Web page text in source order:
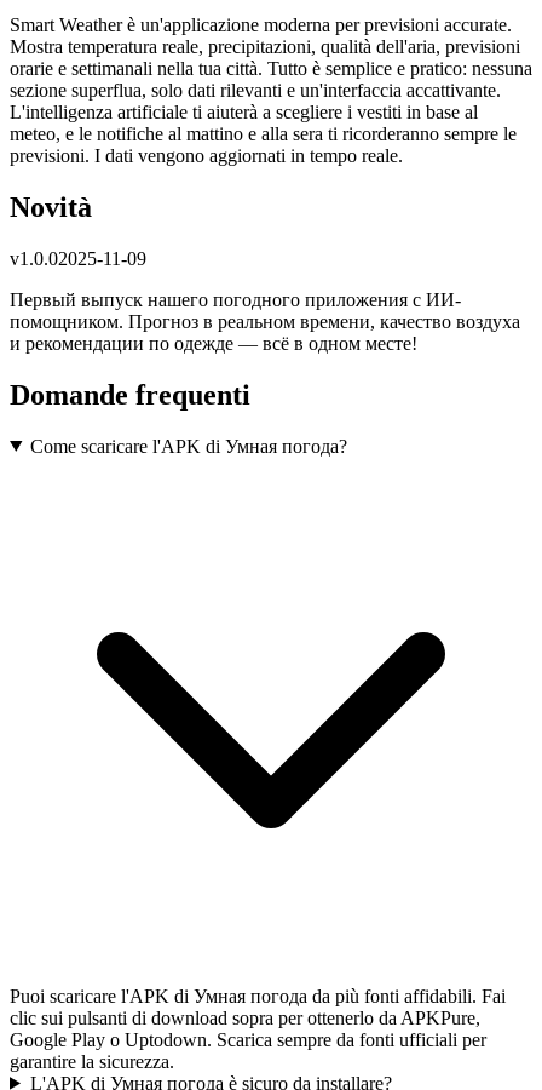
Smart Weather è un'applicazione moderna per previsioni accurate.
Mostra temperatura reale, precipitazioni, qualità dell'aria, previsioni
orarie e settimanali nella tua città. Tutto è semplice e pratico: nessuna
sezione superflua, solo dati rilevanti e un'interfaccia accattivante.
L'intelligenza artificiale ti aiuterà a scegliere i vestiti in base al
meteo, e le notifiche al mattino e alla sera ti ricorderanno sempre le
previsioni. I dati vengono aggiornati in tempo reale.
Novità
v1.0.02025-11-09
Первый выпуск нашего погодного приложения с ИИ-
помощником. Прогноз в реальном времени, качество воздуха
и рекомендации по одежде — всё в одном месте!
Domande frequenti
Come scaricare l'APK di Умная погода?
Puoi scaricare l'APK di Умная погода da più fonti affidabili. Fai
clic sui pulsanti di download sopra per ottenerlo da APKPure,
Google Play o Uptodown. Scarica sempre da fonti ufficiali per
garantire la sicurezza.
L'APK di Умная погода è sicuro da installare?